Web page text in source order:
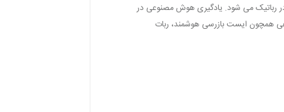
رباتیک می شود. یادگیری هوش مصنوعی در
همچون ایست بازرسی هوشمند، ربات